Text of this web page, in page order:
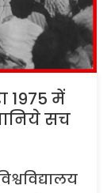
1975 में
सच